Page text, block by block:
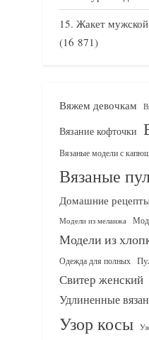
Жакет
(16 871)
Вяжем девочкам
Вязание кофточки
Вязаные модели с
Вязаные
Домашние
Модели из меланжа
Модели из
Одежда для полных
Свитер женский
Удлиненные
Узор косы